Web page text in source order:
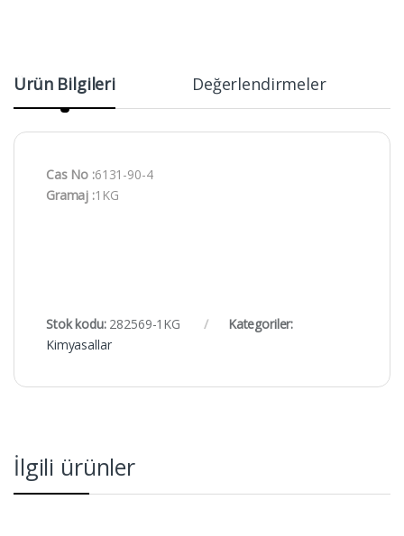
Ürün Bilgileri Değerlendirmeler
Cas No :6131-90-4
Gramaj :1KG
Stok kodu: 282569-1KG
Kategoriler:
Kimyasallar
İlgili ürünler